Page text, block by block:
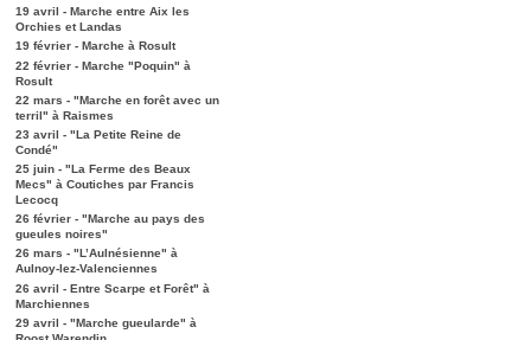
19 avril - Marche entre Aix les
Orchies et Landas
19 février - Marche à Rosult
22 février - Marche "Poquin" à
Rosult
22 mars - "Marche en forêt avec un
terril" à Raismes
23 avril - "La Petite Reine de
Condé"
25 juin - "La Ferme des Beaux
Mecs" à Coutiches par Francis
Lecocq
26 février - "Marche au pays des
gueules noires"
26 mars - "L’Aulnésienne" à
Aulnoy-lez-Valenciennes
26 avril - Entre Scarpe et Forêt" à
Marchiennes
29 avril - "Marche gueularde" à